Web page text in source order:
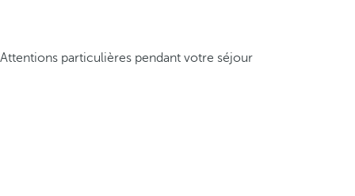
Attentions particulières pendant votre séjour